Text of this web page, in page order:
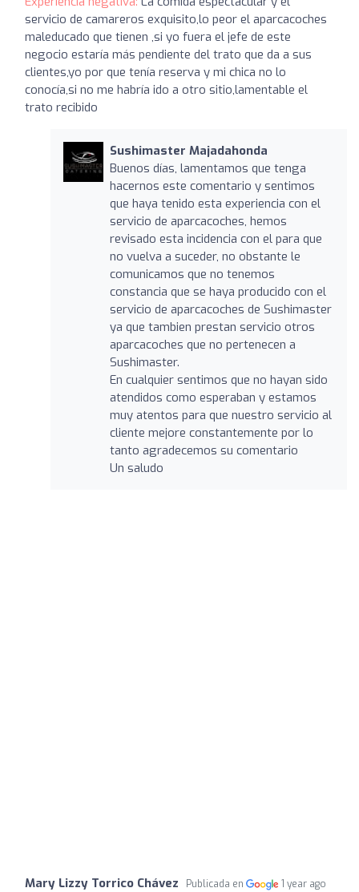
servicio de camareros exquisito,lo peor el aparcacoches
maleducado que tienen ,si yo fuera el jefe de este
negocio estaría más pendiente del trato que da a sus
clientes,yo por que tenía reserva y mi chica no lo
conocía,si no me habría ido a otro sitio,lamentable el
trato recibido
Sushimaster Majadahonda
Buenos días, lamentamos que tenga
hacernos este comentario y sentimos
que haya tenido esta experiencia con el
servicio de aparcacoches, hemos
revisado esta incidencia con el para que
no vuelva a suceder, no obstante le
comunicamos que no tenemos
constancia que se haya producido con el
servicio de aparcacoches de Sushimaster
ya que tambien prestan servicio otros
aparcacoches que no pertenecen a
Sushimaster.
En cualquier sentimos que no hayan sido
atendidos como esperaban y estamos
muy atentos para que nuestro servicio al
cliente mejore constantemente por lo
tanto agradecemos su comentario
Un saludo
Mary Lizzy Torrico Chávez Publicada en 1 year ago